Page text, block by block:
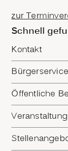
zur
Schnell
Kontakt
Bürgerservice
Öffentliche